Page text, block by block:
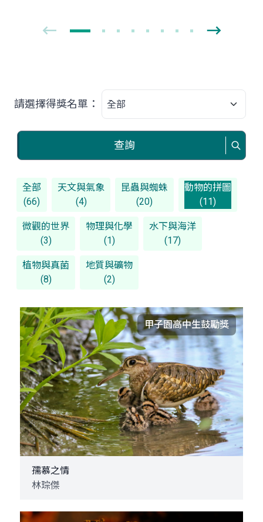
請選擇得獎名單：
查詢
全部
(66)
天文與氣象
(4)
昆蟲與蜘蛛
(20)
動物的拼圖
(11)
微觀的世界
(3)
物理與化學
(1)
水下與海洋
(17)
植物與真菌
(8)
地質與礦物
(2)
甲子園高中生鼓勵獎
孺慕之情
林琮傑